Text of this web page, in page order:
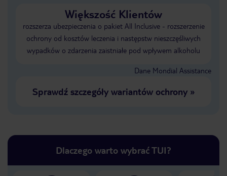
Większość Klientów
rozszerza ubezpieczenia o pakiet All Inclusive - rozszerzenie
ochrony od kosztów leczenia i następstw nieszczęśliwych
wypadków o zdarzenia zaistniałe pod wpływem alkoholu
Dane Mondial Assistance
Sprawdź szczegóły wariantów ochrony»
Dlaczego warto wybrać TUI?